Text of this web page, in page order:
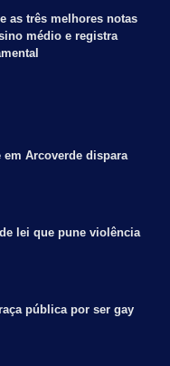
as três melhores notas
médio e registra
Arcoverde dispara
lei que pune violência
pública por ser gay